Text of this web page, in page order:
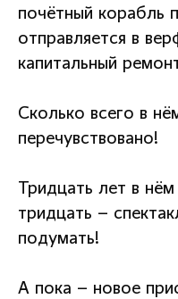
почётный корабль
отправляется в
капитальный
Сколько всего в
перечувствовано!
Тридцать лет в
тридцать –
подумать!
А пока – новое